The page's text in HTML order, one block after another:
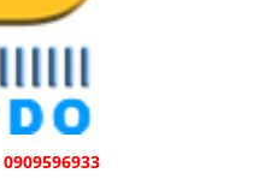
0909596933